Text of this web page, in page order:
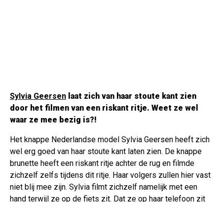
Sylvia Geersen laat zich van haar stoute kant zien
door het filmen van een riskant ritje. Weet ze wel
waar ze mee bezig is?!
Het knappe Nederlandse model Sylvia Geersen heeft zich
wel erg goed van haar stoute kant laten zien. De knappe
brunette heeft een riskant ritje achter de rug en filmde
zichzelf zelfs tijdens dit ritje. Haar volgers zullen hier vast
niet blij mee zijn. Sylvia filmt zichzelf namelijk met een
hand terwijl ze op de fiets zit. Dat ze op haar telefoon zit